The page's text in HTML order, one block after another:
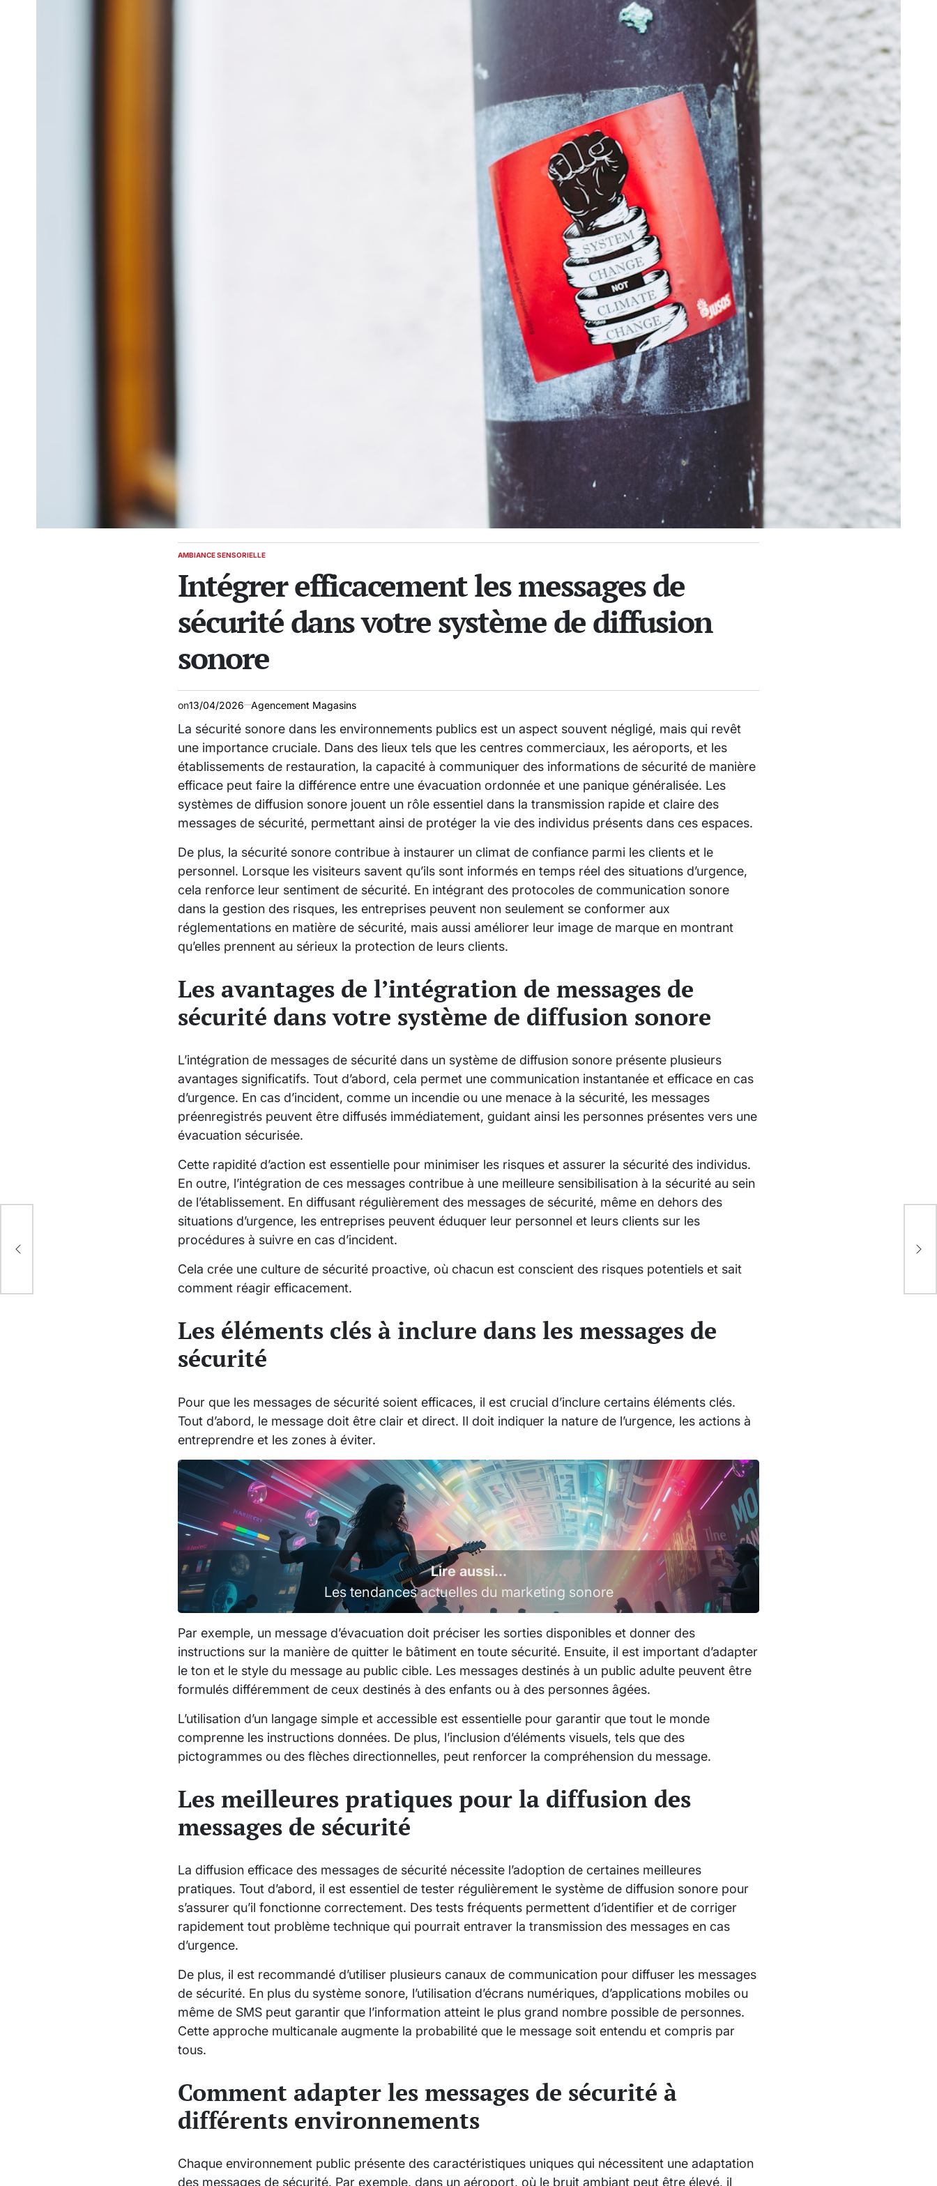
POSTED
AMBIANCE SENSORIELLE
Intégrer efficacement les messages de
sécurité dans votre système de diffusion
sonore
on13/04/2026 Agencement Magasins
La sécurité sonore dans les environnements publics est un aspect souvent négligé, mais qui revêt
une importance cruciale. Dans des lieux tels que les centres commerciaux, les aéroports, et les
établissements de restauration, la capacité à communiquer des informations de sécurité de manière
efficace peut faire la différence entre une évacuation ordonnée et une panique généralisée. Les
systèmes de diffusion sonore jouent un rôle essentiel dans la transmission rapide et claire des
messages de sécurité, permettant ainsi de protéger la vie des individus présents dans ces espaces.
De plus, la sécurité sonore contribue à instaurer un climat de confiance parmi les clients et le
personnel. Lorsque les visiteurs savent qu’ils sont informés en temps réel des situations d’urgence,
cela renforce leur sentiment de sécurité. En intégrant des protocoles de communication sonore
dans la gestion des risques, les entreprises peuvent non seulement se conformer aux
réglementations en matière de sécurité, mais aussi améliorer leur image de marque en montrant
qu’elles prennent au sérieux la protection de leurs clients.
Les avantages de l’intégration de messages de
sécurité dans votre système de diffusion sonore
L’intégration de messages de sécurité dans un système de diffusion sonore présente plusieurs
avantages significatifs. Tout d’abord, cela permet une communication instantanée et efficace en cas
d’urgence. En cas d’incident, comme un incendie ou une menace à la sécurité, les messages
préenregistrés peuvent être diffusés immédiatement, guidant ainsi les personnes présentes vers une
évacuation sécurisée.
Cette rapidité d’action est essentielle pour minimiser les risques et assurer la sécurité des individus.
En outre, l’intégration de ces messages contribue à une meilleure sensibilisation à la sécurité au sein
de l’établissement. En diffusant régulièrement des messages de sécurité, même en dehors des
situations d’urgence, les entreprises peuvent éduquer leur personnel et leurs clients sur les
procédures à suivre en cas d’incident.
Cela crée une culture de sécurité proactive, où chacun est conscient des risques potentiels et sait
comment réagir efficacement.
Les éléments clés à inclure dans les messages de
sécurité
Pour que les messages de sécurité soient efficaces, il est crucial d’inclure certains éléments clés.
Tout d’abord, le message doit être clair et direct. Il doit indiquer la nature de l’urgence, les actions à
entreprendre et les zones à éviter.
Lire aussi...
Les tendances actuelles du marketing sonore
Par exemple, un message d’évacuation doit préciser les sorties disponibles et donner des
instructions sur la manière de quitter le bâtiment en toute sécurité. Ensuite, il est important d’adapter
le ton et le style du message au public cible. Les messages destinés à un public adulte peuvent être
formulés différemment de ceux destinés à des enfants ou à des personnes âgées.
L’utilisation d’un langage simple et accessible est essentielle pour garantir que tout le monde
comprenne les instructions données. De plus, l’inclusion d’éléments visuels, tels que des
pictogrammes ou des flèches directionnelles, peut renforcer la compréhension du message.
Les meilleures pratiques pour la diffusion des
messages de sécurité
La diffusion efficace des messages de sécurité nécessite l’adoption de certaines meilleures
pratiques. Tout d’abord, il est essentiel de tester régulièrement le système de diffusion sonore pour
s’assurer qu’il fonctionne correctement. Des tests fréquents permettent d’identifier et de corriger
rapidement tout problème technique qui pourrait entraver la transmission des messages en cas
d’urgence.
De plus, il est recommandé d’utiliser plusieurs canaux de communication pour diffuser les messages
de sécurité. En plus du système sonore, l’utilisation d’écrans numériques, d’applications mobiles ou
même de SMS peut garantir que l’information atteint le plus grand nombre possible de personnes.
Cette approche multicanale augmente la probabilité que le message soit entendu et compris par
tous.
Comment adapter les messages de sécurité à
différents environnements
Chaque environnement public présente des caractéristiques uniques qui nécessitent une adaptation
des messages de sécurité. Par exemple, dans un aéroport, où le bruit ambiant peut être élevé, il